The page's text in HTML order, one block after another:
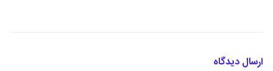
ارسال دیدگاه